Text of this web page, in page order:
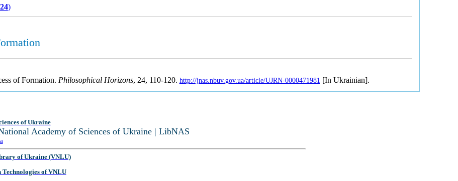
)
of Formation. Philosophical Horizons, 24, 110-120. http://jnas.nbuv.gov.ua/article/UJRN-0000471981 [In Ukrainian].
of Ukraine
Academy of Sciences of Ukraine | LibNAS
of Ukraine (VNLU)
of VNLU